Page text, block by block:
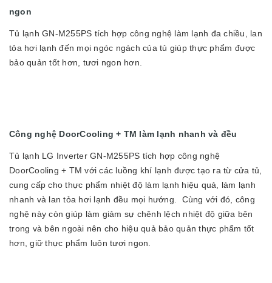
ngon
Tủ lạnh GN-M255PS tích hợp công nghệ làm lạnh đa chiều, lan
tỏa hơi lạnh đến mọi ngóc ngách của tủ giúp thực phẩm được
bảo quản tốt hơn, tươi ngon hơn.
Công nghệ DoorCooling + TM làm lạnh nhanh và đều
Tủ lạnh LG Inverter GN-M255PS tích hợp công nghệ
DoorCooling + TM với các luồng khí lạnh được tạo ra từ cửa tủ,
cung cấp cho thực phẩm nhiệt độ làm lạnh hiệu quả, làm lạnh
nhanh và lan tỏa hơi lạnh đều mọi hướng. Cùng với đó, công
nghệ này còn giúp làm giảm sự chênh lệch nhiệt độ giữa bên
trong và bên ngoài nên cho hiệu quả bảo quản thực phẩm tốt
hơn, giữ thực phẩm luôn tươi ngon.